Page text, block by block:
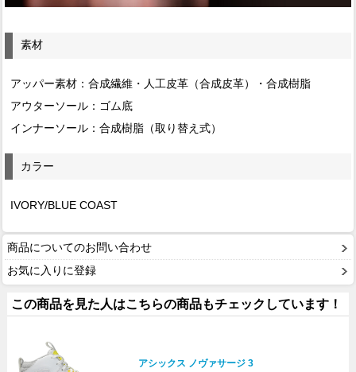
素材
アッパー素材：合成繊維・人工皮革（合成皮革）・合成樹脂
アウターソール：ゴム底
インナーソール：合成樹脂（取り替え式）
カラー
IVORY/BLUE COAST
商品についてのお問い合わせ
お気に入りに登録
この商品を見た人はこちらの商品もチェックしています！
アシックス ノヴァサージ 3